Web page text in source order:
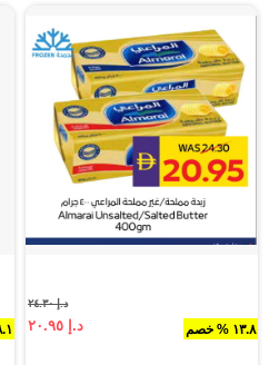
١٣.٨ % خصم
د.إ ٢٤.٣٠
د.إ ٢٠.٩٥ ٨.١ %